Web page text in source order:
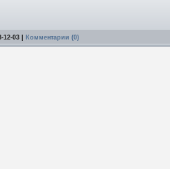
12-03 Комментарии (0)